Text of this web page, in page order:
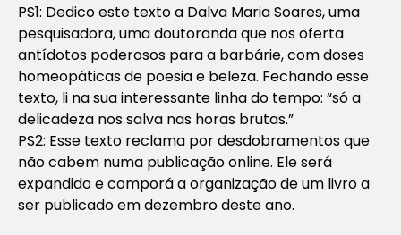
PS1: Dedico este texto a Dalva Maria Soares, uma
pesquisadora, uma doutoranda que nos oferta
antídotos poderosos para a barbárie, com doses
homeopáticas de poesia e beleza. Fechando esse
texto, li na sua interessante linha do tempo: “só a
delicadeza nos salva nas horas brutas.”
PS2: Esse texto reclama por desdobramentos que
não cabem numa publicação online. Ele será
expandido e comporá a organização de um livro a
ser publicado em dezembro deste ano.